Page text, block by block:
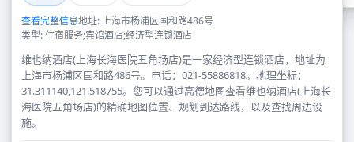
查看完整信息地址: 上海市杨浦区国和路486号
类型: 住宿服务;宾馆酒店;经济型连锁酒店
维也纳酒店(上海长海医院五角场店)是一家经济型连锁酒店，地址为
上海市杨浦区国和路486号。电话：021-55886818。地理坐标：
31.311140,121.518755。您可以通过高德地图查看维也纳酒店(上海长
海医院五角场店)的精确地图位置、规划到达路线，以及查找周边设
施。